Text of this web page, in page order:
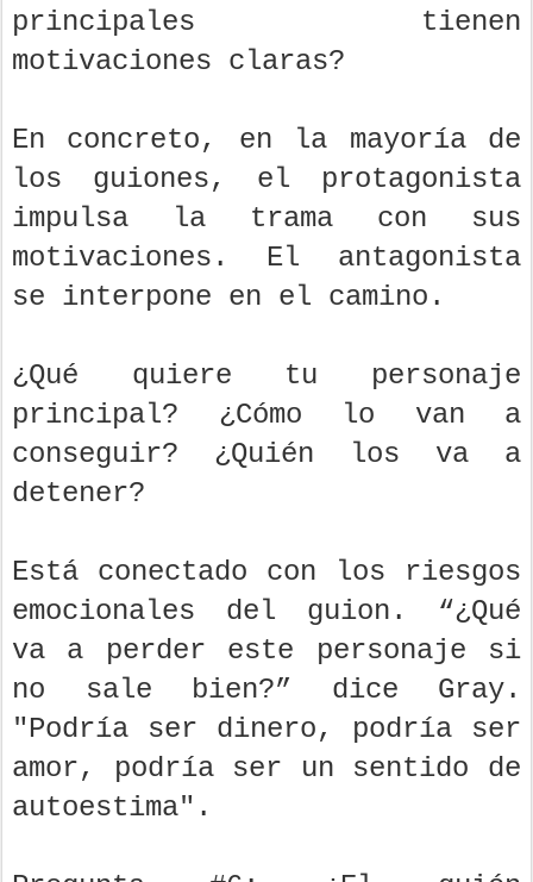
principales tienen
motivaciones claras?
En concreto, en la mayoría de
los guiones, el protagonista
impulsa la trama con sus
motivaciones. El antagonista
se interpone en el camino.
¿Qué quiere tu personaje
principal? ¿Cómo lo van a
conseguir? ¿Quién los va a
detener?
Está conectado con los riesgos
emocionales del guion. “¿Qué
va a perder este personaje si
no sale bien?” dice Gray.
"Podría ser dinero, podría ser
amor, podría ser un sentido de
autoestima".